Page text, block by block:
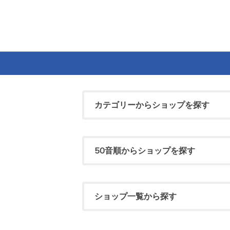
カテゴリーからショップを探す
50音順からショップを探す
ショップ一覧から探す